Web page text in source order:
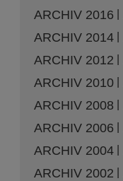
ARCHIV 2016
ARCHIV 2014
ARCHIV 2012
ARCHIV 2010
ARCHIV 2008
ARCHIV 2006
ARCHIV 2004
ARCHIV 2002